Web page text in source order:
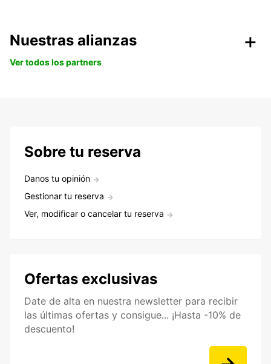
Nuestras alianzas
Ver todos los partners
Sobre tu reserva
Danos tu opinión
Gestionar tu reserva
Ver, modificar o cancelar tu reserva
Ofertas exclusivas
Date de alta en nuestra newsletter para recibir
las últimas ofertas y consigue... ¡Hasta -10% de
descuento!